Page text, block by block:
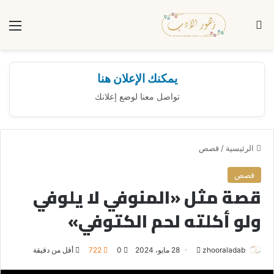
بحث عن
يمكنك الإعلان هنا
تواصل معنا لوضع إعلانك
الرئيسية /قصص
قصص
قصة مثل «المنوفي لا يلوفي
ولو أكلته لحم الكتوفي»
zhooraladab 28 مايو، 2024 0
722 أقل من دقيقة